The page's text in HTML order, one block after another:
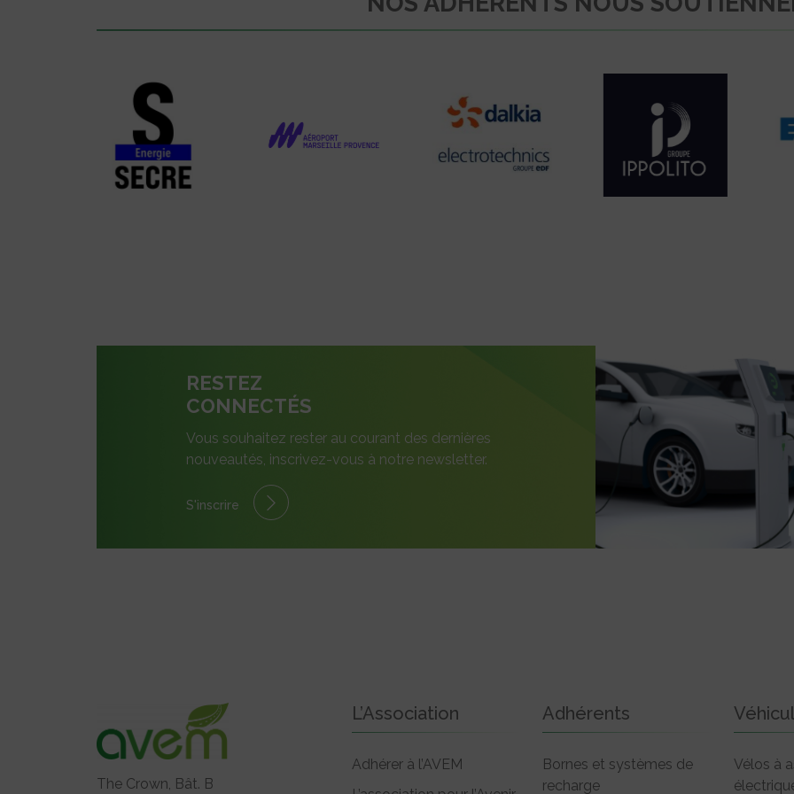
RESTEZ
CONNECTÉS
Vous souhaitez rester au courant des dernières
nouveautés, inscrivez-vous à notre newsletter.
S'inscrire
The Crown, Bât. B
L’Association
Adhérer à l’AVEM
Adhérents
Bornes et systèmes de
recharge
Vélos à